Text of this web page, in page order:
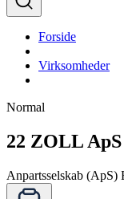
Forside
Virksomheder
Normal
22 ZOLL ApS
Anpartsselskab (ApS)